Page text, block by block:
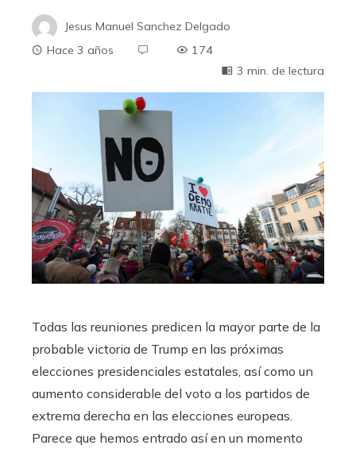
Jesus Manuel Sanchez Delgado
Hace 3 años
174
3 min. de lectura
Todas las reuniones predicen la mayor parte de la
probable victoria de Trump en las próximas
elecciones presidenciales estatales, así como un
aumento considerable del voto a los partidos de
extrema derecha en las elecciones europeas.
Parece que hemos entrado así en un momento